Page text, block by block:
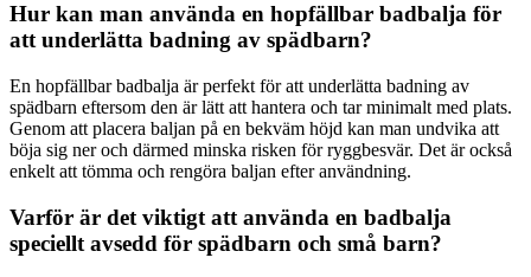
Hur kan man använda en hopfällbar badbalja för
att underlätta badning av spädbarn?
En hopfällbar badbalja är perfekt för att underlätta badning av
spädbarn eftersom den är lätt att hantera och tar minimalt med plats.
Genom att placera baljan på en bekväm höjd kan man undvika att
böja sig ner och därmed minska risken för ryggbesvär. Det är också
enkelt att tömma och rengöra baljan efter användning.
Varför är det viktigt att använda en badbalja
speciellt avsedd för spädbarn och små barn?